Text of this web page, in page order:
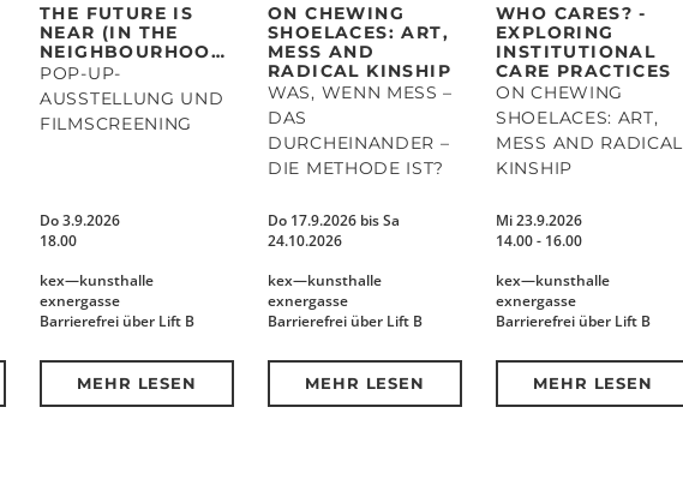
THE FUTURE IS
NEAR (IN THE
NEIGHBOURHOOD)
POP-UP-
AUSSTELLUNG UND
FILMSCREENING
Do 3.9.2026
18.00
kex—kunsthalle
exnergasse
Barrierefrei über Lift B
MEHR LESEN
ON CHEWING
SHOELACES: ART,
MESS AND
RADICAL KINSHIP
WAS, WENN MESS –
DAS
DURCHEINANDER –
DIE METHODE IST?
Do 17.9.2026 bis Sa
24.10.2026
kex—kunsthalle
exnergasse
Barrierefrei über Lift B
MEHR LESEN
WHO CARES? -
EXPLORING
INSTITUTIONAL
CARE PRACTICES
ON CHEWING
SHOELACES: ART,
MESS AND RADICAL
KINSHIP
Mi 23.9.2026
14.00 - 16.00
kex—kunsthalle
exnergasse
Barrierefrei über Lift B
MEHR LESEN